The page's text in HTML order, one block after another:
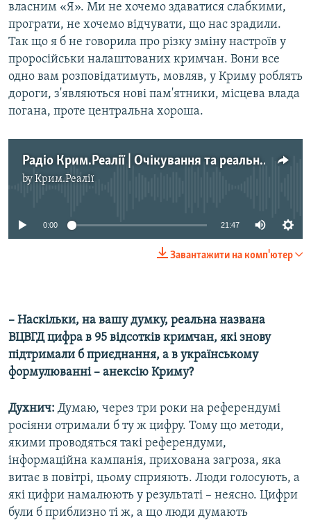
власним «Я». Ми не хочемо здаватися слабкими,
програти, не хочемо відчувати, що нас зрадили.
Так що я б не говорила про різку зміну настроїв у
проросійськи налаштованих кримчан. Вони все
одно вам розповідатимуть, мовляв, у Криму роблять
дороги, з'являються нові пам'ятники, місцева влада
погана, проте центральна хороша.
Радіо Крим.Реалії | Очікування та реальність. Чи готові прихильники анексії відмовитися від своїх переконань
byКрим.Реалії
0:00 21:47
Завантажити на комп'ютер
– Наскільки, на вашу думку, реальна названа
ВЦВГД цифра в 95 відсотків кримчан, які знову
підтримали б приєднання, а в українському
формулюванні – анексію Криму?
Духнич: Думаю, через три роки на референдумі
росіяни отримали б ту ж цифру. Тому що методи,
якими проводяться такі референдуми,
інформаційна кампанія, прихована загроза, яка
витає в повітрі, цьому сприяють. Люди голосують, а
які цифри намалюють у результаті – неясно. Цифри
були б приблизно ті ж, а що люди думають